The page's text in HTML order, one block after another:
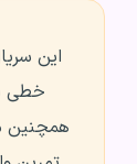
این
خطی
همچنین